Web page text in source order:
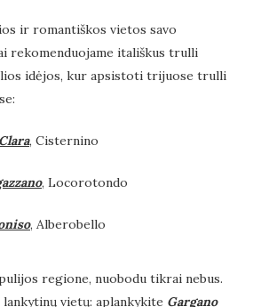
ir romantiškos vietos savo
rekomenduojame itališkus trulli
idėjos, kur apsistoti trijuose trulli
, Cisternino
, Locorotondo
, Alberobello
regione, nuobodu tikrai nebus.
vietų: aplankykite Gargano